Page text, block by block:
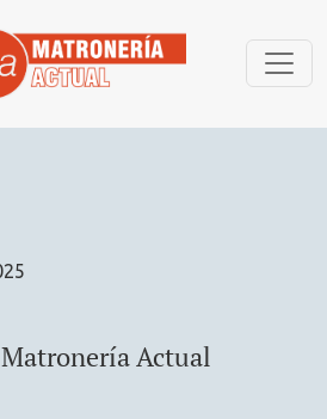
Actual